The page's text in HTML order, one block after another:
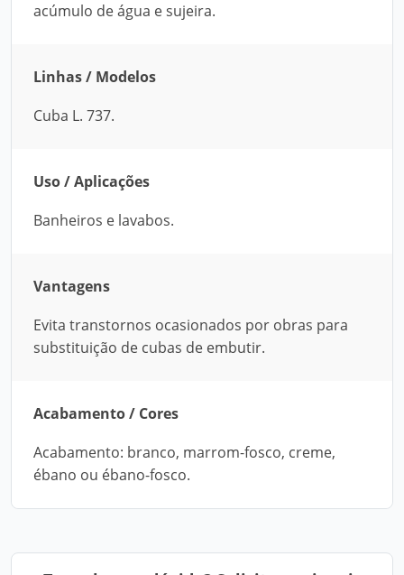
acúmulo de água e sujeira.
Linhas / Modelos
Cuba L. 737.
Uso / Aplicações
Banheiros e lavabos.
Vantagens
Evita transtornos ocasionados por obras para
substituição de cubas de embutir.
Acabamento / Cores
Acabamento: branco, marrom-fosco, creme,
ébano ou ébano-fosco.